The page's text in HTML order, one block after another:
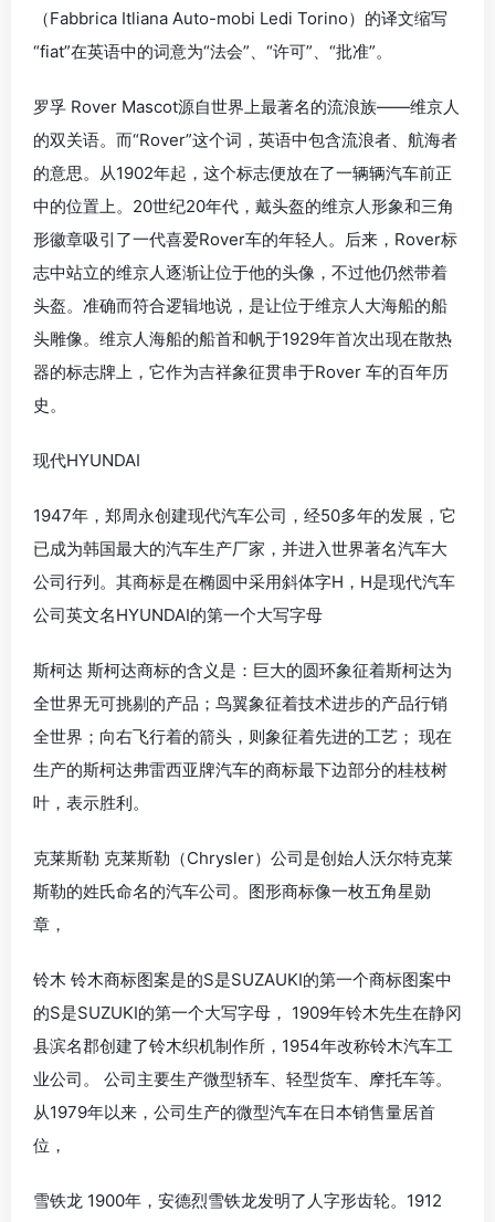
（Fabbrica Itliana Auto-mobi Ledi Torino）的译文缩写
“fiat”在英语中的词意为“法会”、“许可”、“批准”。
罗孚 Rover Mascot源自世界上最著名的流浪族——维京人
的双关语。而“Rover”这个词，英语中包含流浪者、航海者
的意思。从1902年起，这个标志便放在了一辆辆汽车前正
中的位置上。20世纪20年代，戴头盔的维京人形象和三角
形徽章吸引了一代喜爱Rover车的年轻人。后来，Rover标
志中站立的维京人逐渐让位于他的头像，不过他仍然带着
头盔。准确而符合逻辑地说，是让位于维京人大海船的船
头雕像。维京人海船的船首和帆于1929年首次出现在散热
器的标志牌上，它作为吉祥象征贯串于Rover 车的百年历
史。
现代HYUNDAI
1947年，郑周永创建现代汽车公司，经50多年的发展，它
已成为韩国最大的汽车生产厂家，并进入世界著名汽车大
公司行列。其商标是在椭圆中采用斜体字H，H是现代汽车
公司英文名HYUNDAI的第一个大写字母
斯柯达 斯柯达商标的含义是：巨大的圆环象征着斯柯达为
全世界无可挑剔的产品；鸟翼象征着技术进步的产品行销
全世界；向右飞行着的箭头，则象征着先进的工艺； 现在
生产的斯柯达弗雷西亚牌汽车的商标最下边部分的桂枝树
叶，表示胜利。
克莱斯勒 克莱斯勒（Chrysler）公司是创始人沃尔特克莱
斯勒的姓氏命名的汽车公司。图形商标像一枚五角星勋
章，
铃木 铃木商标图案是的S是SUZAUKI的第一个商标图案中
的S是SUZUKI的第一个大写字母， 1909年铃木先生在静冈
县滨名郡创建了铃木织机制作所，1954年改称铃木汽车工
业公司。 公司主要生产微型轿车、轻型货车、摩托车等。
从1979年以来，公司生产的微型汽车在日本销售量居首
位，
雪铁龙 1900年，安德烈雪铁龙发明了人字形齿轮。1912